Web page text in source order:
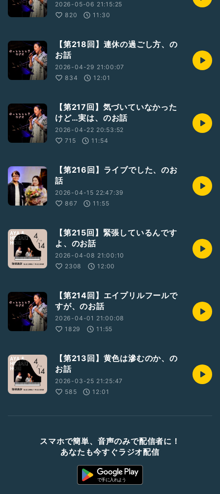
2026-05-06 21:15:25
820
11:30
【第218回】連休の過ごし方、の
お話
2026-04-29 21:00:07
834
12:01
【第217回】気づいていなかった
けど…実は、のお話
2026-04-22 20:53:52
715
11:54
【第216回】ライブでした、のお
話
2026-04-15 22:47:39
867
11:55
【第215回】緊張しているんです
よ、のお話
2026-04-08 21:00:10
2308
12:00
【第214回】エイプリルフールで
すが、のお話
2026-04-01 21:00:08
1829
11:55
【第213回】黄色は滲むのか、の
お話
2026-03-25 21:25:47
585
12:01
スマホで簡単、音声のみで配信者に！
あなたも今すぐラジオ配信